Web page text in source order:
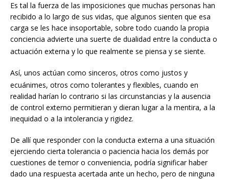
Es tal la fuerza de las imposiciones que muchas personas han
recibido a lo largo de sus vidas, que algunos sienten que esa
carga se les hace insoportable, sobre todo cuando la propia
conciencia advierte una suerte de dualidad entre la conducta o
actuación externa y lo que realmente se piensa y se siente.
Así, unos actúan como sinceros, otros como justos y
ecuánimes, otros como tolerantes y flexibles, cuando en
realidad harían lo contrario si las circunstancias y la ausencia
de control externo permitieran y dieran lugar a la mentira, a la
inequidad o a la intolerancia y rigidez.
De allí que responder con la conducta externa a una situación
ejerciendo cierta tolerancia o paciencia hacia los demás por
cuestiones de temor o conveniencia, podría significar haber
dado una respuesta acertada ante un hecho, pero de ninguna